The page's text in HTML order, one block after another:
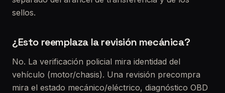
sellos.
¿Esto reemplaza la revisión mecánica?
No. La verificación policial mira identidad del
vehículo (motor/chasis). Una revisión precompra
mira el estado mecánico/eléctrico, diagnóstico OBD